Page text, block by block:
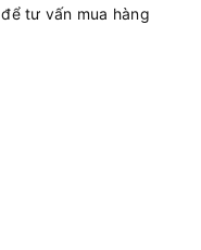
để tư vấn mua hàng